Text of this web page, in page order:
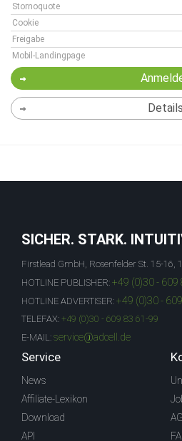
Stornoquote
Cookie
Freigabe
Mobil-Landingpage
Details
SICHER. STARK.
Firstlead GmbH, Rosenfelder St. 15-16,
HOTLINE PUBLISHER: +49 (0)30 - 609
HOTLINE ADVERTISER: +49 (0)30 -
TELEFAX: +49 (0)30 - 609 83 61-99
E-MAIL: service@adcell.de
Service
News
Affiliate-Lexikon
Download
API